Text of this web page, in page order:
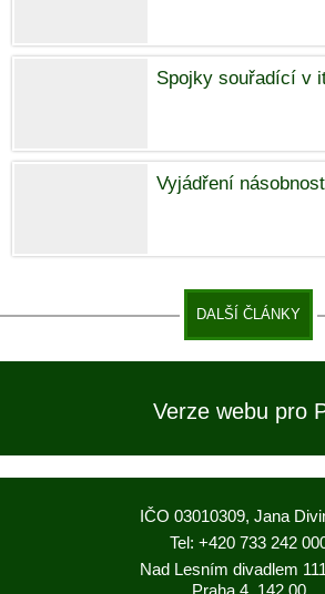
Spojky souřadící v
Vyjádření
DALŠÍ ČLÁNKY
Verze webu pro
IČO 03010309, Jana
Tel: +420 733 242
Nad Lesním divadlem
Praha 4, 142 00